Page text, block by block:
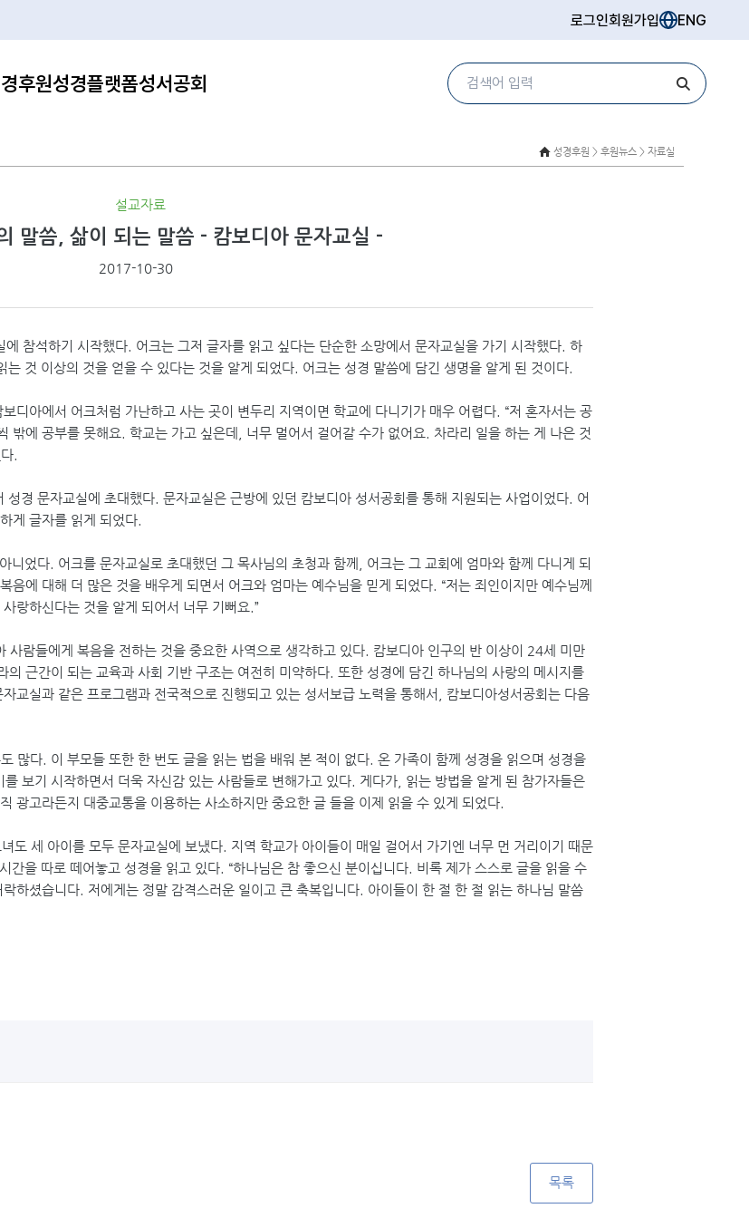
로그인회원가입 ENG
후원성경플랫폼성서공회
성경후원 > 후원뉴스 > 자료실
설교자료
말씀, 삶이 되는 말씀 - 캄보디아 문자교실 -
2017-10-30
참석하기 시작했다. 어크는 그저 글자를 읽고 싶다는 단순한 소망에서 문자교실을 가기 시작했다. 하
것 이상의 것을 얻을 수 있다는 것을 알게 되었다. 어크는 성경 말씀에 담긴 생명을 알게 된 것이다.
디아에서 어크처럼 가난하고 사는 곳이 변두리 지역이면 학교에 다니기가 매우 어렵다. “저 혼자서는 공
밖에 공부를 못해요. 학교는 가고 싶은데, 너무 멀어서 걸어갈 수가 없어요. 차라리 일을 하는 게 나은 것
.
경 문자교실에 초대했다. 문자교실은 근방에 있던 캄보디아 성서공회를 통해 지원되는 사업이었다. 어
게 글자를 읽게 되었다.
니었다. 어크를 문자교실로 초대했던 그 목사님의 초청과 함께, 어크는 그 교회에 엄마와 함께 다니게 되
음에 대해 더 많은 것을 배우게 되면서 어크와 엄마는 예수님을 믿게 되었다. “저는 죄인이지만 예수님께
랑하신다는 것을 알게 되어서 너무 기뻐요.”
사람들에게 복음을 전하는 것을 중요한 사역으로 생각하고 있다. 캄보디아 인구의 반 이상이 24세 미만
근간이 되는 교육과 사회 기반 구조는 여전히 미약하다. 또한 성경에 담긴 하나님의 사랑의 메시지를
교실과 같은 프로그램과 전국적으로 진행되고 있는 성서보급 노력을 통해서, 캄보디아성서공회는 다음
많다. 이 부모들 또한 한 번도 글을 읽는 법을 배워 본 적이 없다. 온 가족이 함께 성경을 읽으며 성경을
보기 시작하면서 더욱 자신감 있는 사람들로 변해가고 있다. 게다가, 읽는 방법을 알게 된 참가자들은
광고라든지 대중교통을 이용하는 사소하지만 중요한 글 들을 이제 읽을 수 있게 되었다.
세 아이를 모두 문자교실에 보냈다. 지역 학교가 아이들이 매일 걸어서 가기엔 너무 먼 거리이기 때문
간을 따로 떼어놓고 성경을 읽고 있다. “하나님은 참 좋으신 분이십니다. 비록 제가 스스로 글을 읽을 수
하셨습니다. 저에게는 정말 감격스러운 일이고 큰 축복입니다. 아이들이 한 절 한 절 읽는 하나님 말씀
목록